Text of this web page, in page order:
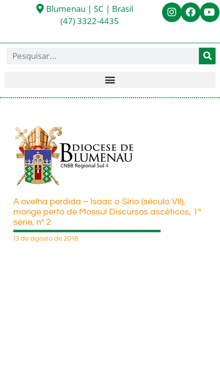
Blumenau | SC | Brasil
(47) 3322-4435
A ovelha perdida – Isaac o Sírio (século VII),
monge perto de Mossul Discursos ascéticos, 1ª
série, nº 2
13 de agosto de 2018